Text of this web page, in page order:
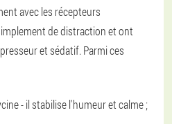
avec les récepteurs
de distraction et ont
et sédatif. Parmi ces
- il stabilise l'humeur et calme ;